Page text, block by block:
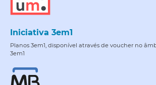
Iniciativa 3em1
Planos 3em1, disponível através de voucher no
3em1